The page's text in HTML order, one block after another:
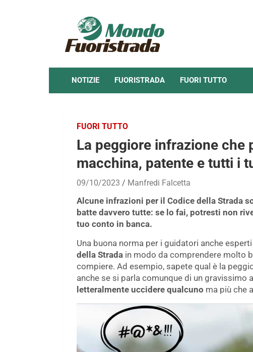
NOTIZIE FUORISTRADA FUORI TUTTO
FUORI TUTTO
La peggiore infrazione che
macchina, patente e tutti i
09/10/2023 Manfredi Falcetta
Alcune infrazioni per il Codice della Strada
batte davvero tutte: se lo fai, potresti non
tuo conto in banca.
Una buona norma per i guidatori anche
della Strada in modo da comprendere molto
compiere. Ad esempio, sapete qual è la
anche se si parla comunque di un
letteralmente uccidere qualcuno ma più che